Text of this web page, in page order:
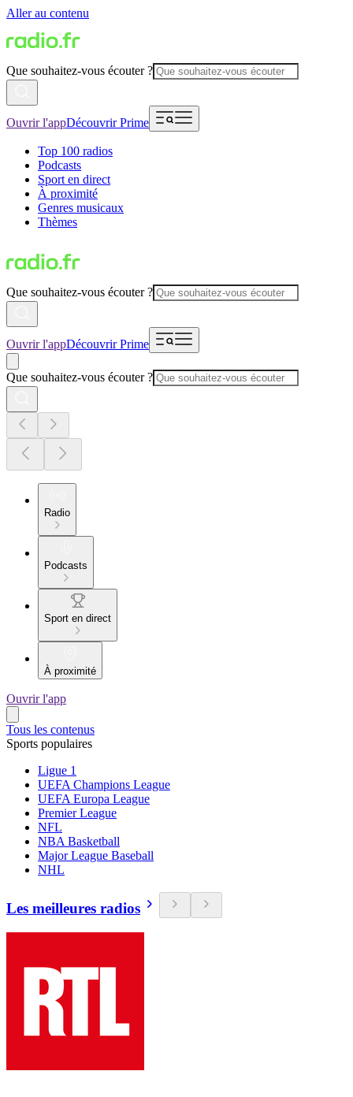
Aller au contenu
Que souhaitez-vous écouter ?
Ouvrir l'appDécouvrir Prime
Top 100 radios
Podcasts
Sport en direct
À proximité
Genres musicaux
Thèmes
Que souhaitez-vous écouter ?
Ouvrir l'appDécouvrir Prime
Que souhaitez-vous écouter ?
Radio
Podcasts
Sport en direct
À proximité
Ouvrir l'app
Tous les contenus
Sports populaires
Ligue 1
UEFA Champions League
UEFA Europa League
Premier League
NFL
NBA Basketball
Major League Baseball
NHL
Les meilleures radios